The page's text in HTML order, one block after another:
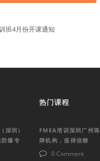
班4月份开课通知
深圳）
爆专
热门课程
FMEA培训深圳广州
牌机构，值得信赖
0 Comment